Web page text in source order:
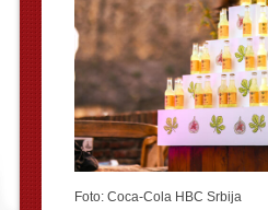
Foto: Coca-Cola HBC Srbija